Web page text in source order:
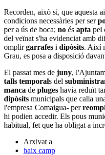
Recorden, això sí, que aquesta
condicions necessàries per ser
per a ús de boca; no és apta pel
del veïnat s'ha evidenciat amb
omplirgarrafes i dipòsits. Així
Grau, es posa a disposició
El passat mes de juny,
talls temporals del
manca de pluges havia reduït
dipòsits municipals que calia
l'empresa Comaigua- per
hi podien accedir. Els pous
habitual, fet que ha obligat a
Arxivat a
baix camp